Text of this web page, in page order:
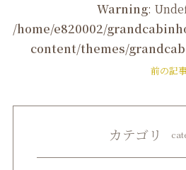
Warning:
/home/e820002/
content/themes/
前の記
カテゴリ